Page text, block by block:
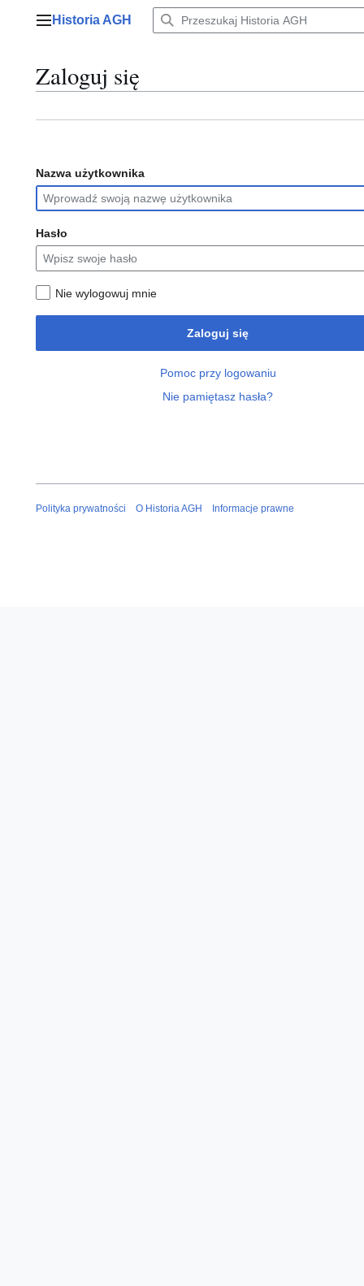
Menu główne
Historia AGH
Zaloguj się
Nazwa użytkownika
Hasło
Nie wylogowuj mnie
Zaloguj się
Pomoc przy logowaniu
Nie pamiętasz hasła?
Polityka prywatności O Historia AGH Informacje prawne